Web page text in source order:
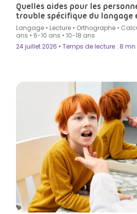
Quelles aides pour les
trouble spécifique du langage
Langage • Lecture • Orthographe •
ans • 6-10 ans • 10-18 ans
24 juillet 2026 • Temps de lecture : 8 mn